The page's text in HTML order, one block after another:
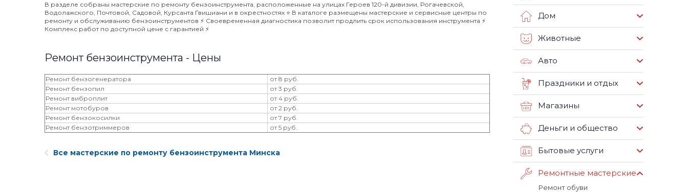
В разделе собраны мастерские по ремонту бензоинструмента, расположенные на улицах Героев 120-й дивизии, Рогачевской,
Водолажского, Почтовой, Садовой, Курсанта Гвишиани и в окрестностях ⭐️ В каталоге размещены мастерские и сервисные центры по
ремонту и обслуживанию бензоинструментов ⚡️ Своевременная диагностика позволит продлить срок использования инструмента ⚡️
Комплекс работ по доступной цене с гарантией ⚡️
Ремонт бензоинструмента - Цены
Ремонт бензогенератора
от 8 руб.
Ремонт бензопил
от 3 руб.
Ремонт виброплит
от 4 руб.
Ремонт мотобуров
от 2 руб.
Ремонт бензокосилки
от 7 руб.
Ремонт бензотриммеров
от 5 руб.
Все мастерские по ремонту бензоинструмента Минска
Дом
Животные
Авто
Праздники и отдых
Магазины
Деньги и общество
Бытовые услуги
Ремонтные мастерские
Ремонт обуви